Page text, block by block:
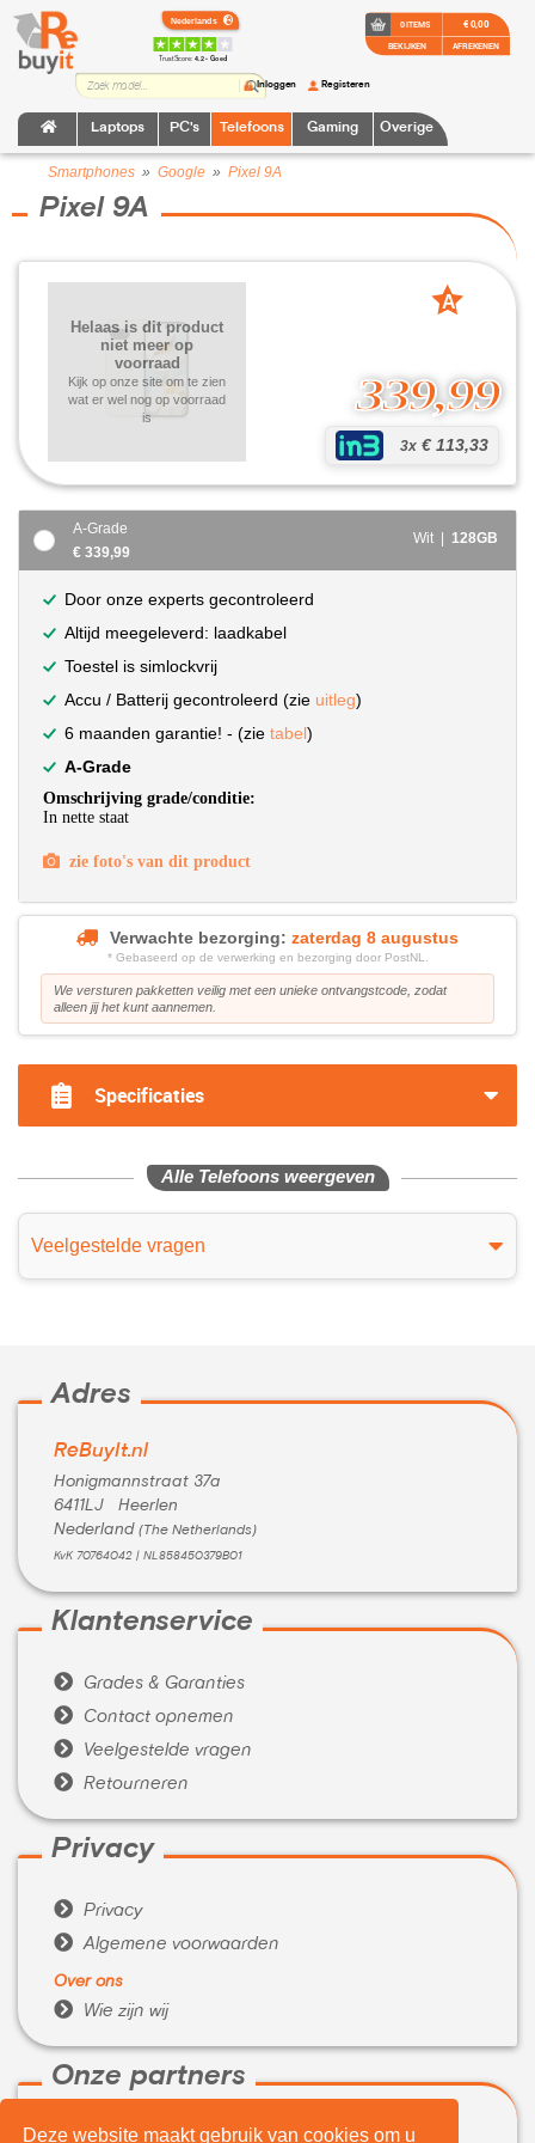
Deze website maakt gebruik van cookies om u
TrustScore:4.2 • Goed
Laptops PC's Telefoons Gaming Overige
Inloggen Registeren
0 ITEMS
BEKIJKEN
€ 0,00
AFREKENEN
Smartphones » Google » Pixel 9A
Pixel 9A
339,99
3x € 113,33
Helaas is dit product
niet meer op
voorraad
Kijk op onze site om te zien
wat er wel nog op voorraad
is
A
A-Grade
€ 339,99
Wit | 128GB
Door onze experts gecontroleerd
Altijd meegeleverd: laadkabel
Toestel is simlockvrij
Accu / Batterij gecontroleerd (zie uitleg)
6 maanden garantie! - (zie tabel)
A-Grade
Omschrijving grade/conditie:
In nette staat
zie foto's van dit product
Verwachte bezorging: zaterdag 8 augustus
* Gebaseerd op de verwerking en bezorging door PostNL.
We versturen pakketten veilig met een unieke ontvangstcode, zodat
alleen jij het kunt aannemen.
Specificaties
Alle Telefoons weergeven
Veelgestelde vragen
Adres
ReBuyIt.nl
Honigmannstraat 37a
6411LJ Heerlen
Nederland (The Netherlands)
KvK 70764042 | NL858450379B01
Klantenservice
 Grades & Garanties
 Contact opnemen
 Veelgestelde vragen
 Retourneren
Privacy
 Privacy
 Algemene voorwaarden
Over ons
 Wie zijn wij
Onze partners
 WeBuyIt.nl